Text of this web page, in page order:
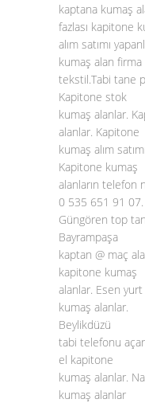
kaptana kumaş
fazlası kapitone
alım satımı
kumaş alan firma
tekstil.Tabi tane
Kapitone stok
kumaş alanlar.
alanlar. Kapitone
kumaş alım
Kapitone kumaş
alanların telefon
0 535 651 91 07.
Güngören top
Bayrampaşa
kaptan @ maç
kapitone kumaş
alanlar. Esen
kumaş alanlar.
Beylikdüzü
tabi telefonu
el kapitone
kumaş alanlar.
kumaş alanlar